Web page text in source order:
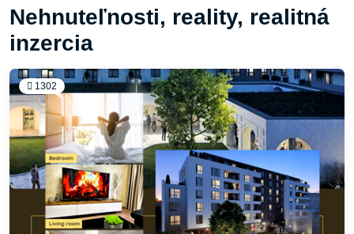
Nehnuteľnosti, reality, realitná
inzercia
1302